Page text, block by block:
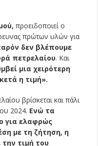
προειδοποιεί ο
πρώτων υλών για
δεν βλέπουμε
πετρελαίου. Και
μια χειρότερη
η τιμή».
βρίσκεται και πάλι
2024. Ενώ τα
για ελαφρώς
με τη ζήτηση, η
τιμή του